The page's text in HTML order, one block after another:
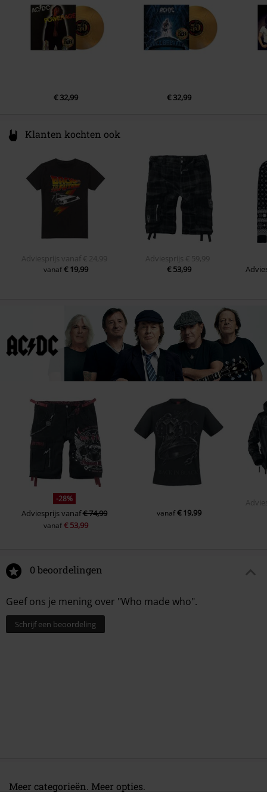
D.T.
Sink the pink
Ride on
Chase the ace
€ 32,99 € 32,99
Klanten kochten ook
Adviesprijs vanaf € 24,99
vanaf€ 19,99
Adviesprijs
€ 59,99
€ 53,99
-28%
Adviesprijsvanaf€ 74,99
vanaf€ 53,99
vanaf€ 19,99
0 beoordelingen
Geef ons je mening over "Who made who".
Schrijf een beoordeling
Meer categorieën. Meer opties.